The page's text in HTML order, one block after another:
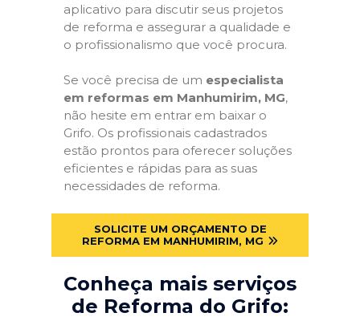
aplicativo para discutir seus projetos
de reforma e assegurar a qualidade e
o profissionalismo que você procura.
Se você precisa de um especialista
em reformas em Manhumirim, MG,
não hesite em entrar em baixar o
Grifo. Os profissionais cadastrados
estão prontos para oferecer soluções
eficientes e rápidas para as suas
necessidades de reforma.
SOLICITE UM ORÇAMENTO DE
REFORMA EM MANHUMIRIM, MG
Conheça mais serviços
de Reforma do Grifo: